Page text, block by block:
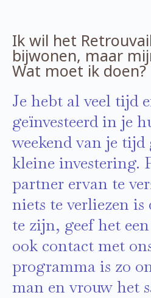
Ik wil het
bijwonen, maar
Wat moet ik doen?
Je hebt al veel tijd
geïnvesteerd in je
weekend van je tijd
kleine investering.
partner ervan te
niets te verliezen is
te zijn, geef het
ook contact met
programma is zo
man en vrouw het